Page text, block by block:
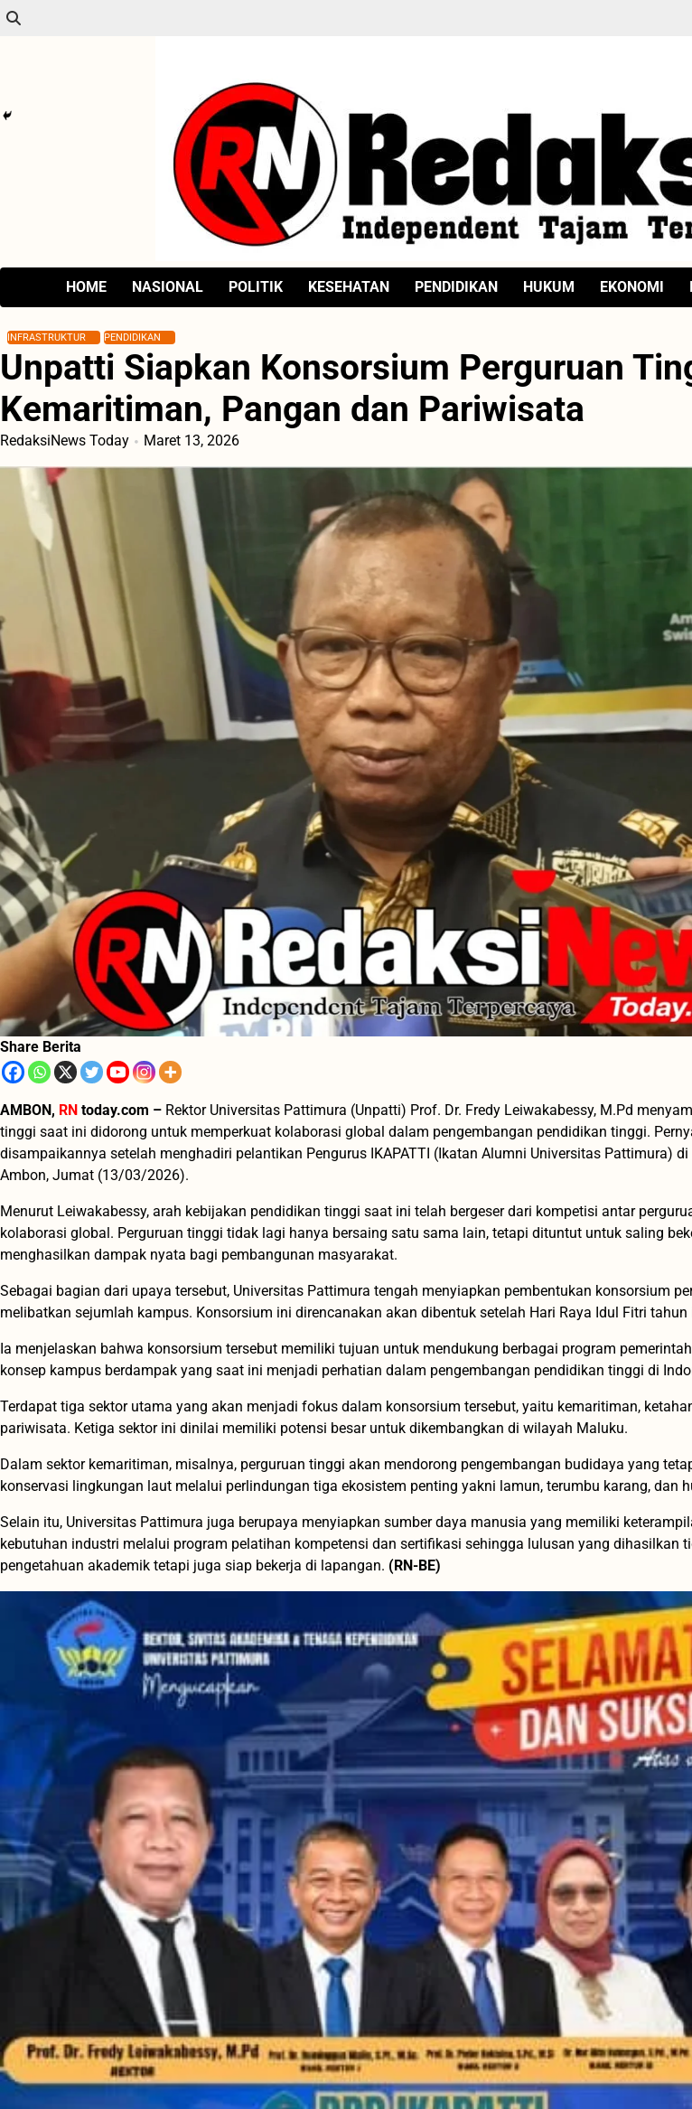
Skip
HOME NASIONAL POLITIK KESEHATAN PENDIDIKAN HUKUM EKONOMI
INFRASTRUKTUR PENDIDIKAN
Unpatti Siapkan Konsorsium Perguruan
Kemaritiman, Pangan dan Pariwisata
RedaksiNews Today Maret 13, 2026
Share Berita
AMBON, RN today.com – Rektor Universitas Pattimura (Unpatti) Prof. Dr. Fredy Leiwakabessy, M.Pd
tinggi saat ini didorong untuk memperkuat kolaborasi global dalam pengembangan pendidikan tinggi.
disampaikannya setelah menghadiri pelantikan Pengurus IKAPATTI (Ikatan Alumni Universitas Pattimura) di
Ambon, Jumat (13/03/2026).
Menurut Leiwakabessy, arah kebijakan pendidikan tinggi saat ini telah bergeser dari kompetisi antar
kolaborasi global. Perguruan tinggi tidak lagi hanya bersaing satu sama lain, tetapi dituntut untuk saling
menghasilkan dampak nyata bagi pembangunan masyarakat.
Sebagai bagian dari upaya tersebut, Universitas Pattimura tengah menyiapkan pembentukan konsorsium
melibatkan sejumlah kampus. Konsorsium ini direncanakan akan dibentuk setelah Hari Raya Idul Fitri tahun
Ia menjelaskan bahwa konsorsium tersebut memiliki tujuan untuk mendukung berbagai program
konsep kampus berdampak yang saat ini menjadi perhatian dalam pengembangan pendidikan tinggi di
Terdapat tiga sektor utama yang akan menjadi fokus dalam konsorsium tersebut, yaitu kemaritiman,
pariwisata. Ketiga sektor ini dinilai memiliki potensi besar untuk dikembangkan di wilayah Maluku.
Dalam sektor kemaritiman, misalnya, perguruan tinggi akan mendorong pengembangan budidaya yang
konservasi lingkungan laut melalui perlindungan tiga ekosistem penting yakni lamun, terumbu karang, dan
Selain itu, Universitas Pattimura juga berupaya menyiapkan sumber daya manusia yang memiliki
kebutuhan industri melalui program pelatihan kompetensi dan sertifikasi sehingga lulusan yang dihasilkan
pengetahuan akademik tetapi juga siap bekerja di lapangan. (RN-BE)